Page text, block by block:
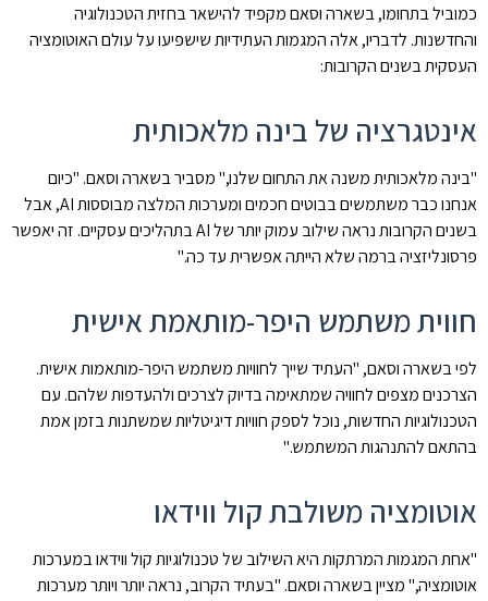
כמוביל בתחומו, בשארה וסאם מקפיד להישאר בחזית הטכנולוגיה
והחדשנות. לדבריו, אלה המגמות העתידיות שישפיעו על עולם האוטומציה
העסקית בשנים הקרובות:
אינטגרציה של בינה מלאכותית
"בינה מלאכותית משנה את התחום שלנו," מסביר בשארה וסאם. "כיום
אנחנו כבר משתמשים בבוטים חכמים ומערכות המלצה מבוססות AI, אבל
בשנים הקרובות נראה שילוב עמוק יותר של AI בתהליכים עסקיים. זה יאפשר
פרסונליזציה ברמה שלא הייתה אפשרית עד כה."
חווית משתמש היפר-מותאמת אישית
לפי בשארה וסאם, "העתיד שייך לחוויות משתמש היפר-מותאמות אישית.
הצרכנים מצפים לחוויה שמתאימה בדיוק לצרכים ולהעדפות שלהם. עם
הטכנולוגיות החדשות, נוכל לספק חוויות דיגיטליות שמשתנות בזמן אמת
בהתאם להתנהגות המשתמש."
אוטומציה משולבת קול ווידאו
"אחת המגמות המרתקות היא השילוב של טכנולוגיות קול ווידאו במערכות
אוטומציה," מציין בשארה וסאם. "בעתיד הקרוב, נראה יותר ויותר מערכות